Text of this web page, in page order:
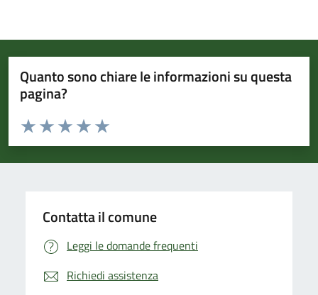
Quanto sono chiare le informazioni su questa
pagina?
Valuta da 1 a 5 stelle la pagina
Valuta 5 stelle su 5
Valuta 4 stelle su 5
Valuta 3 stelle su 5
Valuta 2 stelle su 5
Valuta 1 stelle su 5
Contatta il comune
Leggi le domande frequenti
Richiedi assistenza